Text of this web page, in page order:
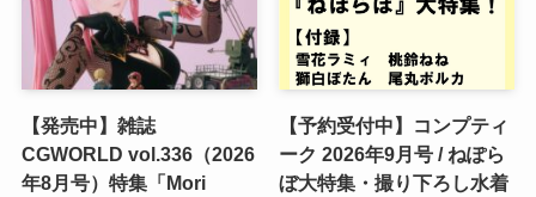
【発売中】雑誌
CGWORLD vol.336（2026
年8月号）特集「Mori
【予約受付中】コンプティ
ーク 2026年9月号 / ねぽら
ぼ大特集・撮り下ろし水着